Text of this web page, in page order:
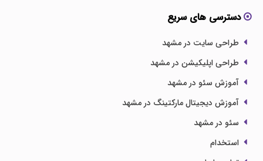
دسترسی های سریع
طراحی سایت در مشهد
طراحی اپلیکیشن در مشهد
آموزش سئو در مشهد
آموزش دیجیتال مارکتینگ در مشهد
سئو در مشهد
استخدام